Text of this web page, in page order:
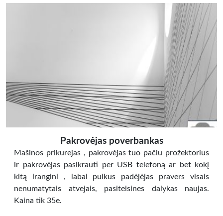
Pakrovėjas poverbankas
Mašinos prikurejas , pakrovėjas tuo pačiu prožektorius
ir pakrovėjas pasikrauti per USB telefoną ar bet kokį
kitą irangini , labai puikus padėjėjas pravers visais
nenumatytais atvejais, pasiteisines dalykas naujas.
Kaina tik 35e.